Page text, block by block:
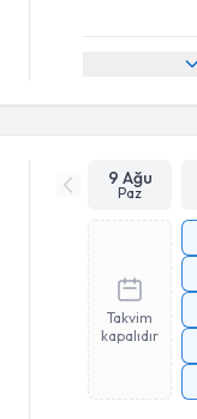
9 Ağu
Paz
Takvim
kapalıdır